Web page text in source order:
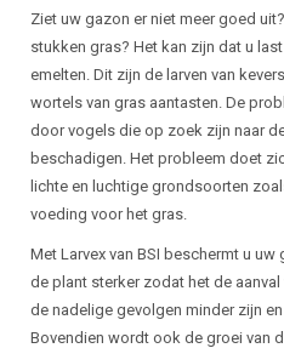
Beschrijving
Ziet uw gazon er niet meer goed
stukken gras? Het kan zijn dat u
emelten. Dit zijn de larven van
wortels van gras aantasten. De
door vogels die op zoek zijn naar
beschadigen. Het probleem doet
lichte en luchtige grondsoorten
voeding voor het gras.
Met Larvex van BSI beschermt u
de plant sterker zodat het de
de nadelige gevolgen minder zijn
Bovendien wordt ook de groei van